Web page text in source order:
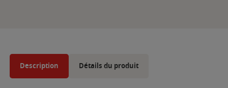
Description Détails du produit